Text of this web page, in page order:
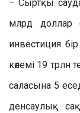
– Сыртқы
млрд доллар
инвестиция
көлемі 19 трлн
саласына 5
денсаулық